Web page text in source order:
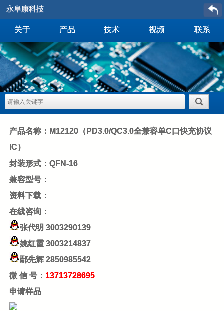
关于 产品 技术 视频 联系
产品名称：M12120（PD3.0/QC3.0全兼容单C口快充协议
IC）
封装形式：QFN-16
兼容型号：
资料下载：
在线咨询：
张代明3003290139
姚红霞3003214837
鄢先辉2850985542
微 信 号： 13713728695
申请样品